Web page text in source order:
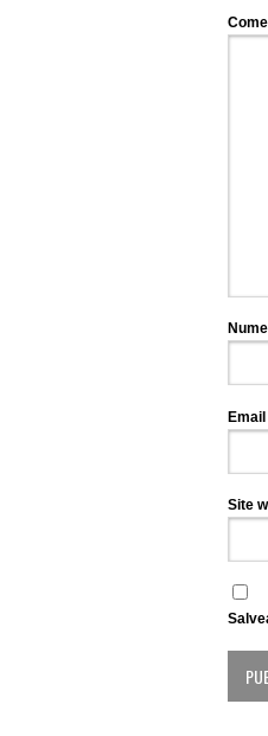
Nume
Email
Site